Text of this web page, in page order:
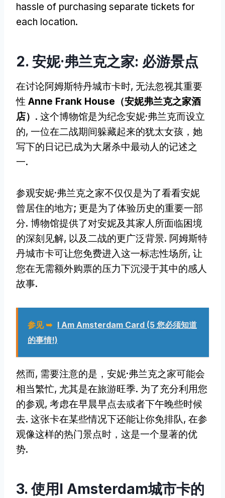
hassle of purchasing separate tickets for
each location.
2. 安妮·弗兰克之家: 必游景点
在讨论阿姆斯特丹城市卡时, 无法忽视其重要
性 Anne Frank House（安妮弗兰克之家酒
店） . 这个博物馆是为纪念安妮·弗兰克而设立
的, 一位在二战期间躲藏起来的犹太女孩，她
写下的日记已成为大屠杀中最动人的记述之
一.
参观安妮·弗兰克之家不仅仅是为了看看安妮
曾居住的地方; 更是为了体验历史的重要一部
分. 博物馆提供了对安妮及其家人所面临困境
的深刻见解, 以及二战的更广泛背景. 阿姆斯特
丹城市卡可让您免费进入这一标志性场所, 让
您在无需额外购票的压力下沉浸于其中的感人
故事.
参见 ➥ I Am Amsterdam Card (5 您必须知道
的事情!)
然而, 需要注意的是，安妮·弗兰克之家可能会
相当繁忙, 尤其是在旅游旺季. 为了充分利用您
的参观, 考虑在早晨早点去或者下午晚些时候
去. 这张卡在某些情况下还能让你免排队, 在参
观像这样的热门景点时，这是一个显著的优
势.
3. 使用I Amsterdam城市卡的